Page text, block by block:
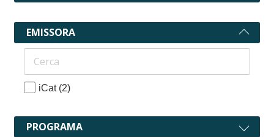
EMISSORA
iCat (2)
PROGRAMA